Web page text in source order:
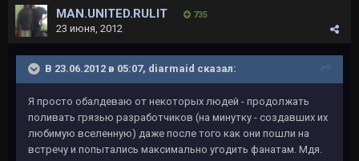
MAN.UNITED.RULIT 735
23 июня, 2012
В 23.06.2012 в 05:07, diarmaid сказал:
Я просто обалдеваю от некоторых людей - продолжать
поливать грязью разработчиков (на минутку - создавших их
любимую вселенную) даже после того как они пошли на
встречу и попытались максимально угодить фанатам. Мдя.